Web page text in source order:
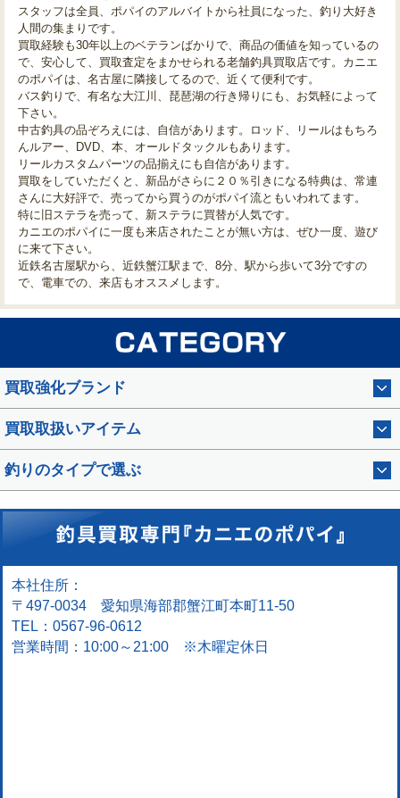
スタッフは全員、ポパイのアルバイトから社員になった、釣り大好き
人間の集まりです。
買取経験も30年以上のベテランばかりで、商品の価値を知っているの
で、安心して、買取査定をまかせられる老舗釣具買取店です。カニエ
のポパイは、名古屋に隣接してるので、近くて便利です。
バス釣りで、有名な大江川、琵琶湖の行き帰りにも、お気軽によって
下さい。
中古釣具の品ぞろえには、自信があります。ロッド、リールはもちろ
んルアー、DVD、本、オールドタックルもあります。
リールカスタムパーツの品揃えにも自信があります。
買取をしていただくと、新品がさらに２０％引きになる特典は、常連
さんに大好評で、売ってから買うのがポパイ流ともいわれてます。
特に旧ステラを売って、新ステラに買替が人気です。
カニエのポパイに一度も来店されたことが無い方は、ぜひ一度、遊び
に来て下さい。
近鉄名古屋駅から、近鉄蟹江駅まで、8分、駅から歩いて3分ですの
で、電車での、来店もオススメします。
買取強化ブランド
買取取扱いアイテム
釣りのタイプで選ぶ
本社住所：
〒497-0034 愛知県海部郡蟹江町本町11-50
TEL：0567-96-0612
営業時間：10:00～21:00 ※木曜定休日